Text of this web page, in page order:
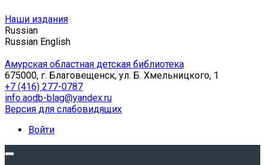
Наши издания
Russian
Russian English
Амурская областная детская библиотека
675000, г. Благовещенск, ул. Б. Хмельницкого, 1
+7 (416) 277-0787
info.aodb-blag@yandex.ru
Версия для слабовидящих
Войти